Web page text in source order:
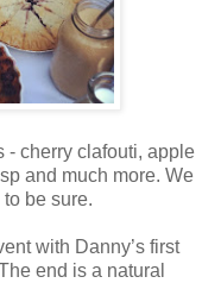
- cherry clafouti, apple
and much more. We
be sure.
with Danny’s first
end is a natural